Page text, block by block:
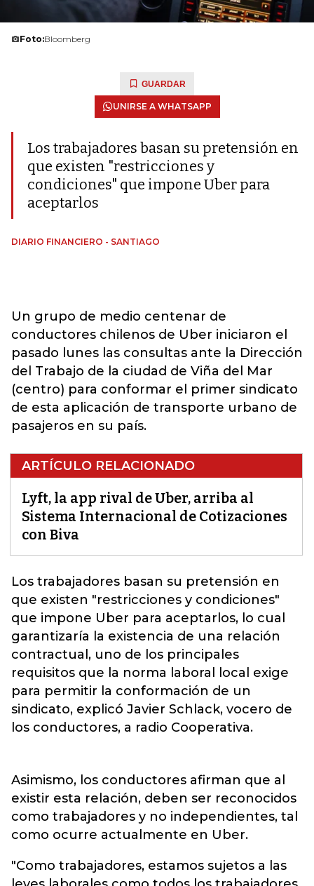
Foto:Bloomberg
GUARDAR
UNIRSE A WHATSAPP
Los trabajadores basan su pretensión en
que existen "restricciones y
condiciones" que impone Uber para
aceptarlos
DIARIO FINANCIERO - SANTIAGO
Un grupo de medio centenar de
conductores chilenos de Uber iniciaron el
pasado lunes las consultas ante la Dirección
del Trabajo de la ciudad de Viña del Mar
(centro) para conformar el primer sindicato
de esta aplicación de transporte urbano de
pasajeros en su país.
ARTÍCULO RELACIONADO
Lyft, la app rival de Uber, arriba al
Sistema Internacional de Cotizaciones
con Biva
Los trabajadores basan su pretensión en
que existen "restricciones y condiciones"
que impone Uber para aceptarlos, lo cual
garantizaría la existencia de una relación
contractual, uno de los principales
requisitos que la norma laboral local exige
para permitir la conformación de un
sindicato, explicó Javier Schlack, vocero de
los conductores, a radio Cooperativa.
Asimismo, los conductores afirman que al
existir esta relación, deben ser reconocidos
como trabajadores y no independientes, tal
como ocurre actualmente en Uber.
"Como trabajadores, estamos sujetos a las